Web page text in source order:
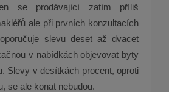
se prodávající zatím příliš
ale při prvních konzultacích
slevu deset až dvacet
v nabídkách objevovat byty
Slevy v desítkách procent, oproti
se ale konat nebudou.